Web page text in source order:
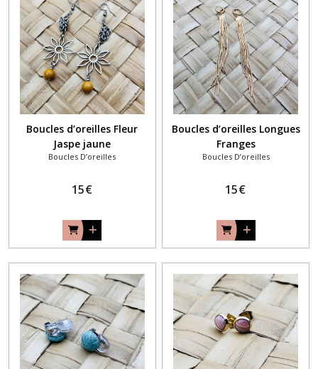
Boucles d’oreilles Fleur
Jaspe jaune
Boucles D’oreilles
15€
Boucles d’oreilles Longues
Franges
Boucles D’oreilles
15€
(54)
Bracelets
(31)
Bijou
Dr
Martens
CHEVILLÈRES
Accessoires
Bijou
de
main
(1)